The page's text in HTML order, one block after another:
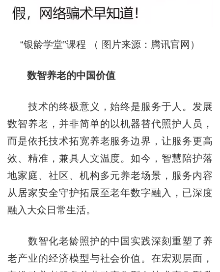
“银龄学堂”课程 （ 图片来源：腾讯官网）
数智养老的中国价值
技术的终极意义，始终是服务于人。发展
数智养老，并非简单的以机器替代照护人员，
而是依托技术拓宽养老服务边界，让服务更高
效、精准，兼具人文温度。如今，智慧陪护落
地家庭、社区、机构多元养老场景，服务内容
从居家安全守护拓展至老年数字融入，已深度
融入大众日常生活。
数智化老龄照护的中国实践深刻重塑了养
老产业的经济模型与社会价值。在宏观层面，